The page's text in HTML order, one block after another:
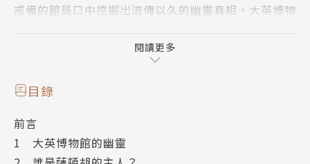
戒備的館員口中挖掘出流傳以久的幽靈真相。大英博物
然而負責巡邏的夜間保全和文物管理員有話要說。
在這個孕育鬼魂的地方，死亡只是開始
博物館內的藏品乘載著歷史的幽靈，被強行扣留在展示
櫃中，深夜闖入展廳的人們若不遵循守則，就會被捲入
閱讀更多
目錄
前言
1 大英博物館的幽靈